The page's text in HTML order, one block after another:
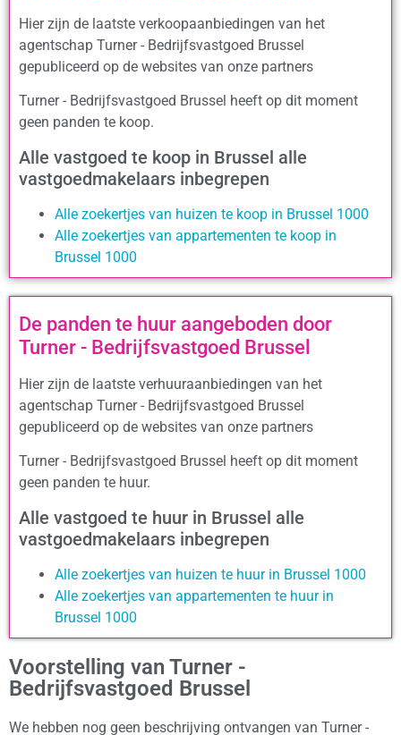
Hier zijn de laatste verkoopaanbiedingen van het
agentschap Turner - Bedrijfsvastgoed Brussel
gepubliceerd op de websites van onze partners
Turner - Bedrijfsvastgoed Brussel heeft op dit moment
geen panden te koop.
Alle vastgoed te koop in Brussel alle
vastgoedmakelaars inbegrepen
Alle zoekertjes van huizen te koop in Brussel 1000
Alle zoekertjes van appartementen te koop in
Brussel 1000
De panden te huur aangeboden door
Turner - Bedrijfsvastgoed Brussel
Hier zijn de laatste verhuuraanbiedingen van het
agentschap Turner - Bedrijfsvastgoed Brussel
gepubliceerd op de websites van onze partners
Turner - Bedrijfsvastgoed Brussel heeft op dit moment
geen panden te huur.
Alle vastgoed te huur in Brussel alle
vastgoedmakelaars inbegrepen
Alle zoekertjes van huizen te huur in Brussel 1000
Alle zoekertjes van appartementen te huur in
Brussel 1000
Voorstelling van Turner -
Bedrijfsvastgoed Brussel
We hebben nog geen beschrijving ontvangen van Turner -